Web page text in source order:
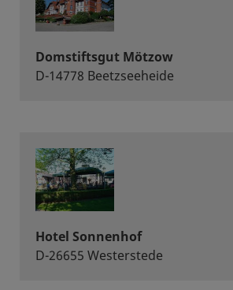
Domstiftsgut Mötzow
D-14778 Beetzseeheide
Hotel Sonnenhof
D-26655 Westerstede